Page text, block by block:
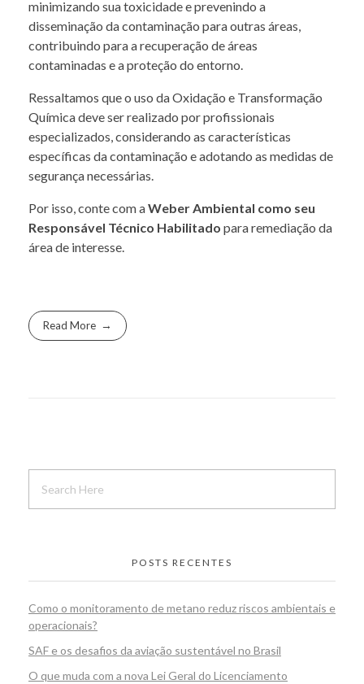
minimizando sua toxicidade e prevenindo a
disseminação da contaminação para outras áreas,
contribuindo para a recuperação de áreas
contaminadas e a proteção do entorno.
Ressaltamos que o uso da Oxidação e Transformação
Química deve ser realizado por profissionais
especializados, considerando as características
específicas da contaminação e adotando as medidas de
segurança necessárias.
Por isso, conte com aWeber Ambiental como seu
Responsável Técnico Habilitado para remediação da
área de interesse.
Read More
POSTS RECENTES
Como o monitoramento de metano reduz riscos ambientais e
operacionais?
SAF e os desafios da aviação sustentável no Brasil
O que muda com a nova Lei Geral do Licenciamento